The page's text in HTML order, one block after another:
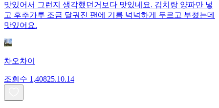
맛있어서 그런지 생각했던거보다 맛있네요. 김치랑 양파만 넣
고 후추가루 조금 달궈진 팬에 기름 넉넉하게 두르고 부쳤는데
맛있어요.
차오차이
조회수 1,40825.10.14